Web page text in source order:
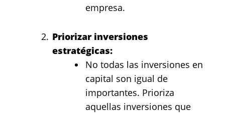
empresa.
Priorizar inversiones
estratégicas:
No todas las inversiones en
capital son igual de
importantes. Prioriza
aquellas inversiones que